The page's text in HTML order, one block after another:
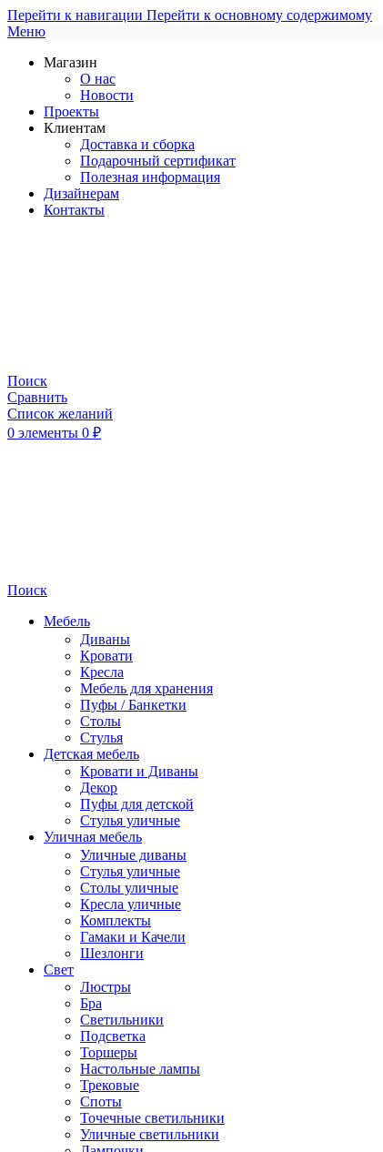
Перейти к навигации Перейти к основному содержимому
Меню
Магазин
О нас
Новости
Проекты
Клиентам
Доставка и сборка
Подарочный сертификат
Полезная информация
Дизайнерам
Контакты
Поиск
Сравнить
Список желаний
0 элементы 0 ₽
Поиск
Мебель
Диваны
Кровати
Кресла
Мебель для хранения
Пуфы / Банкетки
Столы
Стулья
Детская мебель
Кровати и Диваны
Декор
Пуфы для детской
Стулья уличные
Уличная мебель
Уличные диваны
Стулья уличные
Столы уличные
Кресла уличные
Комплекты
Гамаки и Качели
Шезлонги
Свет
Люстры
Бра
Светильники
Подсветка
Торшеры
Настольные лампы
Трековые
Споты
Точечные светильники
Уличные светильники